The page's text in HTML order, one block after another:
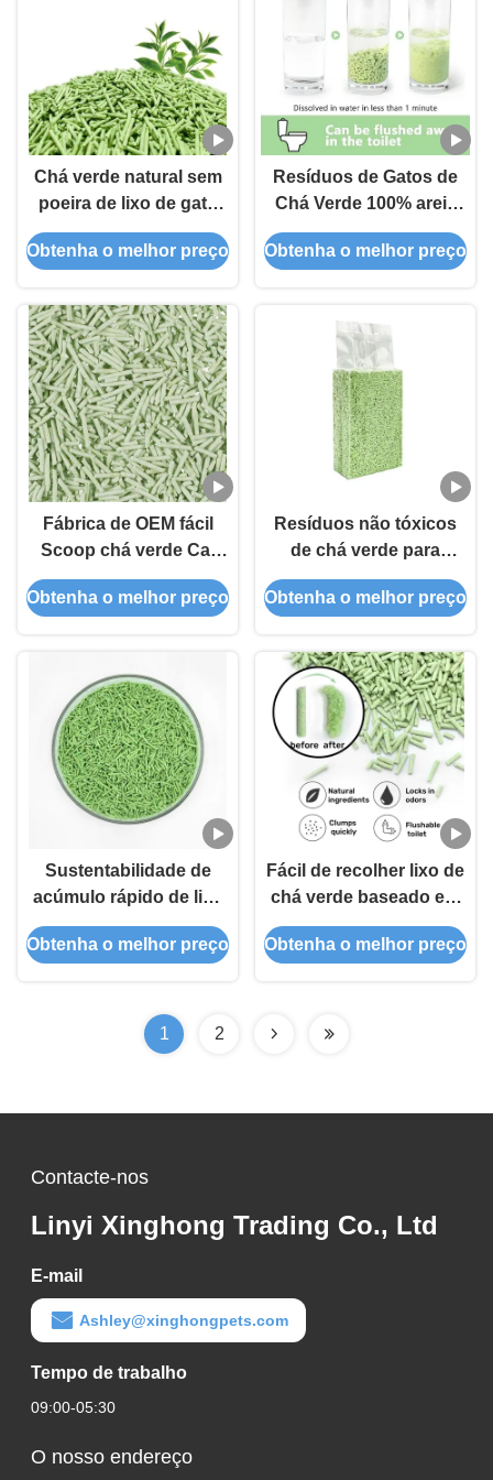
Chá verde natural sem
poeira de lixo de gato
Desodorizante
biodegradável
Obtenha o melhor preço
Resíduos de Gatos de
Chá Verde 100% areia
original natural e
ecológica
Obtenha o melhor preço
Fábrica de OEM fácil
Scoop chá verde Cat
Litter alta absorção
seguro para animais de
Obtenha o melhor preço
Resíduos não tóxicos
de chá verde para
gatos, personalizados,
em grande quantidade,
seguros para gatos
Obtenha o melhor preço
Sustentabilidade de
acúmulo rápido de lixo
de chá verde e gato
livre de poeira
Obtenha o melhor preço
Fácil de recolher lixo de
chá verde baseado em
plantas de chá
sustentável lixo de gato
Obtenha o melhor preço
1 2
Contacte-nos
Linyi Xinghong Trading Co., Ltd
E-mail
Ashley@xinghongpets.com
Tempo de trabalho
09:00-05:30
O nosso endereço